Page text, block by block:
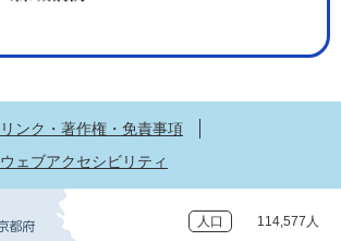
リンク・著作権・免責事項
ウェブアクセシビリティ
人口 114,577人